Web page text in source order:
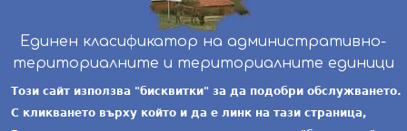
Единен класификатор на административно-
териториалните и териториалните единици
инж. Бойчо Добрев-ekatte.com-условия за
ползване
Този сайт използва "бисквитки" за да подобри обслужването.
С кликването върху който и да е линк на тази страница,